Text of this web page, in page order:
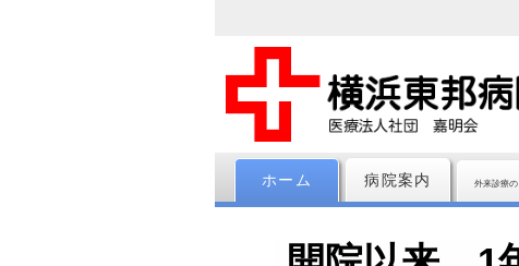
ホーム 病院案内 外来診療